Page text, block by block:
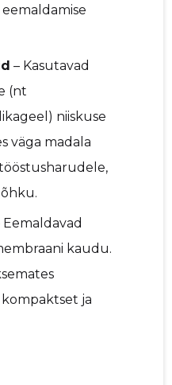
– Kasutavad
(nt
niiskuse
väga madala
Eemaldavad
kaudu.
ja